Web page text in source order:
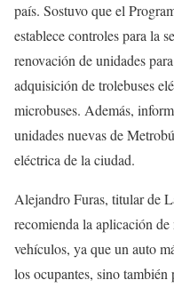
país. Sostuvo que el
establece controles para la
renovación de unidades
adquisición de trolebuses
microbuses. Además,
unidades nuevas de
eléctrica de la ciudad.
Alejandro Furas, titular de
recomienda la aplicación
vehículos, ya que un auto
los ocupantes, sino